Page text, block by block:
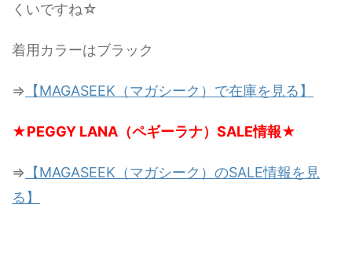
くいですね☆
着用カラーはブラック
⇒ 【MAGASEEK（マガシーク）で在庫を見る】
★PEGGY LANA（ペギーラナ）SALE情報★
⇒ 【MAGASEEK（マガシーク）のSALE情報を見
る】